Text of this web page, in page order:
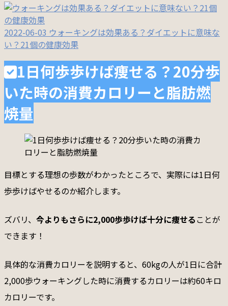
2022-06-03 ウォーキングは効果ある？ダイエットに意味な
い？21個の健康効果
1日何歩歩けば痩せる？20分歩
いた時の消費カロリーと脂肪燃
焼量
目標とする理想の歩数がわかったところで、実際には1日何
歩歩けばやせるのか紹介します。
ズバリ、 今よりもさらに2,000歩歩けば十分に痩せることが
できます！
具体的な消費カロリーを説明すると、60kgの人が1日に合計
2,000歩ウォーキングした時に消費するカロリーは約60キロ
カロリーです。